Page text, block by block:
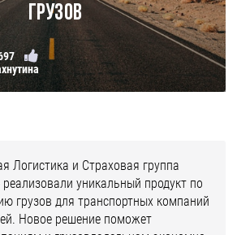
грузов
Логистика и Страховая группа
реализовали уникальный продукт по
грузов для транспортных компаний
Новое решение поможет